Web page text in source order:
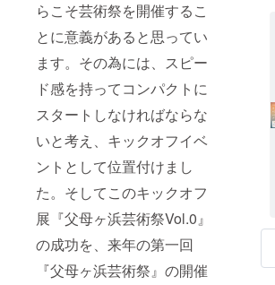
らこそ芸術祭を開催するこ
とに意義があると思ってい
ます。その為には、スピー
ド感を持ってコンパクトに
スタートしなければならな
いと考え、キックオフイベ
ントとして位置付けまし
た。そしてこのキックオフ
展『父母ヶ浜芸術祭Vol.0』
の成功を、来年の第一回
『父母ヶ浜芸術祭』の開催